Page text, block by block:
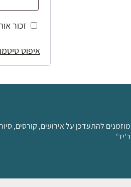
זכור
איפוס
מוזמנים להתעדכן על אירועים, קורסים,
ב'יד'